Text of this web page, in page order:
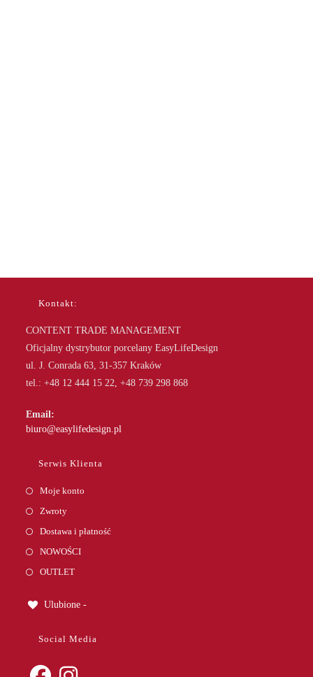
Kontakt:
CONTENT TRADE MANAGEMENT
Oficjalny dystrybutor porcelany EasyLifeDesign
ul. J. Conrada 63, 31-357 Kraków
tel.: +48 12 444 15 22, +48 739 298 868
Email:
biuro@easylifedesign.pl
Serwis Klienta
Moje konto
Zwroty
Dostawa i płatność
NOWOŚCI
OUTLET
Ulubione -
Social Media